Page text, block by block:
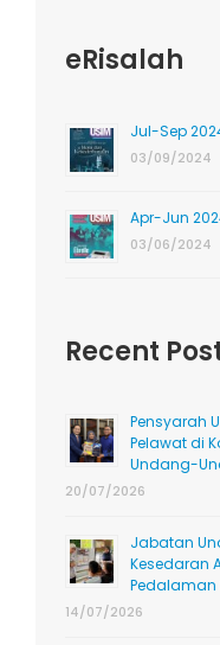
eRisalah
Jul-Sep
03/09/2024
Apr-Jun
03/06/2024
Recent
Pensyarah
Pelawat di
Undang-
20/07/2026
Jabatan
Kesedaran
Pedalaman
14/07/2026